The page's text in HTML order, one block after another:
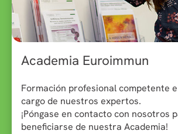
Academia Euroimmun
Formación profesional competente
cargo de nuestros expertos.
¡Póngase en contacto con nosotros
beneficiarse de nuestra Academia!